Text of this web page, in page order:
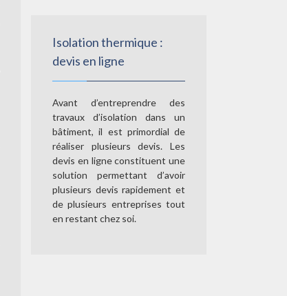
Isolation thermique :
devis en ligne
Avant d’entreprendre des
travaux d’isolation dans un
bâtiment, il est primordial de
réaliser plusieurs devis. Les
devis en ligne constituent une
solution permettant d’avoir
plusieurs devis rapidement et
de plusieurs entreprises tout
en restant chez soi.